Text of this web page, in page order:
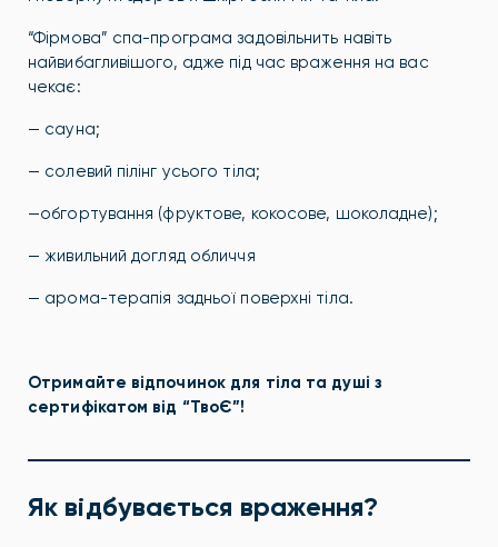
“Фірмова” спа-програма задовільнить навіть
найвибагливішого, адже під час враження на вас
чекає:
— сауна;
— солевий пілінг усього тіла;
—обгортування (фруктове, кокосове, шоколадне);
— живильний догляд обличчя
— арома-терапія задньої поверхні тіла.
Отримайте відпочинок для тіла та душі з
сертифікатом від “ТвоЄ”!
Як відбувається враження?